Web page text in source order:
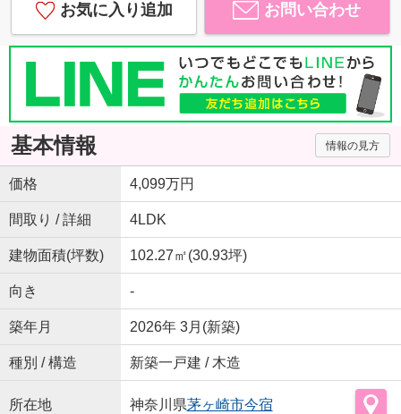
お気に入り追加 お問い合わせ
基本情報 情報の見方
価格 4,099万円
間取り / 詳細 4LDK
建物面積(坪数) 102.27㎡(30.93坪)
向き -
築年月 2026年 3月(新築)
種別 / 構造 新築一戸建 / 木造
所在地 神奈川県茅ヶ崎市今宿